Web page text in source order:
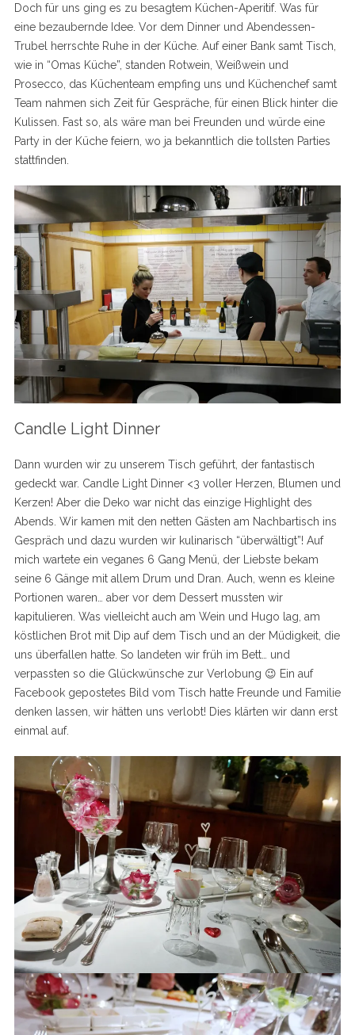
Doch für uns ging es zu besagtem Küchen-Aperitif. Was für
eine bezaubernde Idee. Vor dem Dinner und Abendessen-
Trubel herrschte Ruhe in der Küche. Auf einer Bank samt Tisch,
wie in “Omas Küche”, standen Rotwein, Weißwein und
Prosecco, das Küchenteam empfing uns und Küchenchef samt
Team nahmen sich Zeit für Gespräche, für einen Blick hinter die
Kulissen. Fast so, als wäre man bei Freunden und würde eine
Party in der Küche feiern, wo ja bekanntlich die tollsten Parties
stattfinden.
Candle Light Dinner
Dann wurden wir zu unserem Tisch geführt, der fantastisch
gedeckt war. Candle Light Dinner <3 voller Herzen, Blumen und
Kerzen! Aber die Deko war nicht das einzige Highlight des
Abends. Wir kamen mit den netten Gästen am Nachbartisch ins
Gespräch und dazu wurden wir kulinarisch “überwältigt”! Auf
mich wartete ein veganes 6 Gang Menü, der Liebste bekam
seine 6 Gänge mit allem Drum und Dran. Auch, wenn es kleine
Portionen waren… aber vor dem Dessert mussten wir
kapitulieren. Was vielleicht auch am Wein und Hugo lag, am
köstlichen Brot mit Dip auf dem Tisch und an der Müdigkeit, die
uns überfallen hatte. So landeten wir früh im Bett… und
verpassten so die Glückwünsche zur Verlobung 😉 Ein auf
Facebook gepostetes Bild vom Tisch hatte Freunde und Familie
denken lassen, wir hätten uns verlobt! Dies klärten wir dann erst
einmal auf.
e
a
f
o